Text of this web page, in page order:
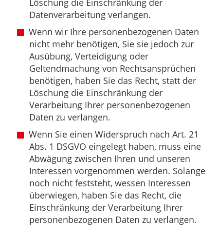
Löschung die Einschränkung der
Datenverarbeitung verlangen.
Wenn wir Ihre personenbezogenen Daten
nicht mehr benötigen, Sie sie jedoch zur
Ausübung, Verteidigung oder
Geltendmachung von Rechtsansprüchen
benötigen, haben Sie das Recht, statt der
Löschung die Einschränkung der
Verarbeitung Ihrer personenbezogenen
Daten zu verlangen.
Wenn Sie einen Widerspruch nach Art. 21
Abs. 1 DSGVO eingelegt haben, muss eine
Abwägung zwischen Ihren und unseren
Interessen vorgenommen werden. Solange
noch nicht feststeht, wessen Interessen
überwiegen, haben Sie das Recht, die
Einschränkung der Verarbeitung Ihrer
personenbezogenen Daten zu verlangen.